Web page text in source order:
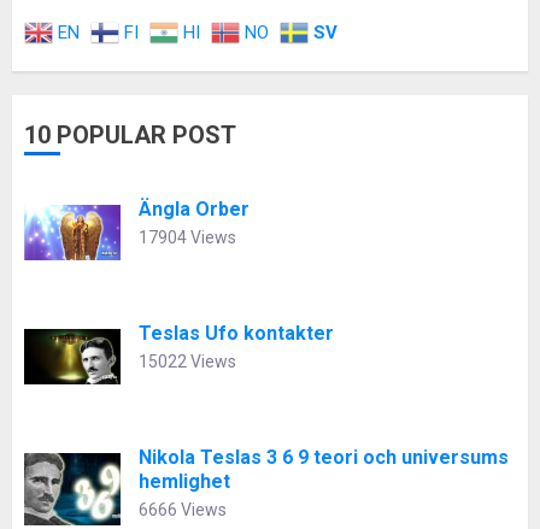
EN FI HI NO SV
10 POPULAR POST
Ängla Orber
17904 Views
Teslas Ufo kontakter
15022 Views
Nikola Teslas 3 6 9 teori och universums
hemlighet
6666 Views